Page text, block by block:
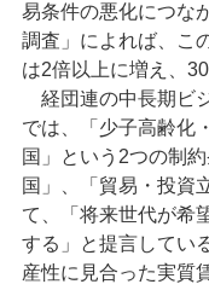
易条件の悪化につな
調査」によれば、こ
は2倍以上に増え、
経団連の中長期ビ
では、「少子高齢化
国」という2つの制
国」、「貿易・投資
て、「将来世代が希
する」と提言してい
産性に見合った実質